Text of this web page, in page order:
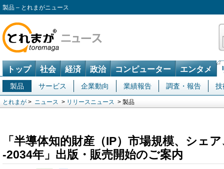
製品 – とれまがニュース
トップ 社会 経済 政治 コンピューター エンタメ
製品 サービス 企業動向 業績報告 調査・報告 技
とれまが > ニュース > リリースニュース > 製品
「半導体知的財産（IP）市場規模、シェ
-2034年」出版・販売開始のご案内